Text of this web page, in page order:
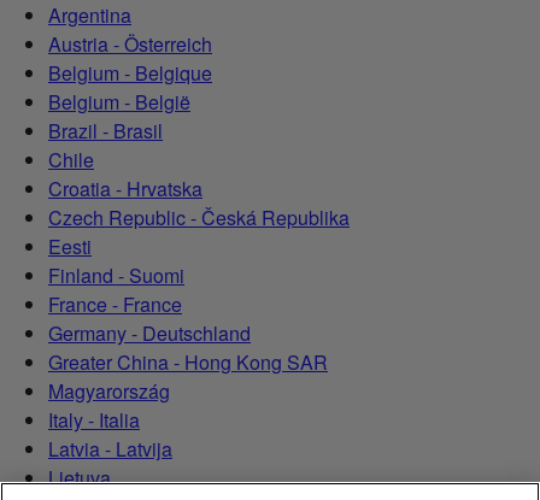
Argentina
Austria - Österreich
Belgium - Belgique
Belgium - België
Brazil - Brasil
Chile
Croatia - Hrvatska
Czech Republic - Česká Republika
Eesti
Finland - Suomi
France - France
Germany - Deutschland
Greater China - Hong Kong SAR
Magyarország
Italy - Italia
Latvia - Latvija
Lietuva